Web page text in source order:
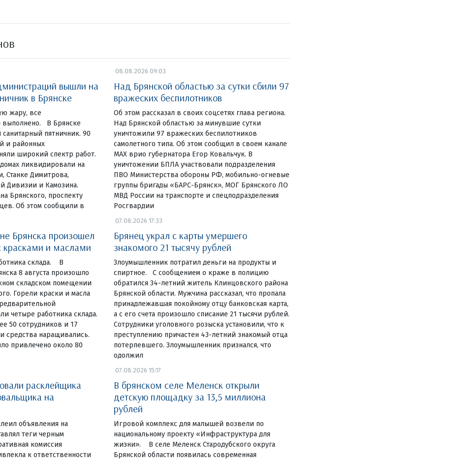
вышли на
в Брянске
жару, все
выполнено. В Брянске
пятничник. 90
и районных
широкий спектр работ.
ликвидировали на
Станке Димитрова,
Дивизии и Камозина.
Брянского, проспекту
Об этом сообщили в
08.08.2026 09:03
Над Брянской областью за сутки сбили 97
вражеских беспилотников
Об этом рассказал в своих соцсетях глава региона.
Над Брянской областью за минувшие сутки
уничтожили 97 вражеских беспилотников
самолетного типа. Об этом сообщил в своем канале
МАХ врио губернатора Егор Ковальчук. В
уничтожении БПЛА участвовали подразделения
ПВО Министерства обороны РФ, мобильно-огневые
группы бригады «БАРС-Брянск», МОГ Брянского ЛО
МВД России на транспорте и спецподразделения
Росгвардии
Брянска произошел
красками и маслами
склада. В
8 августа произошло
складском помещении
Горели краски и масла
четыре работника склада.
50 сотрудников и 17
средства наращивались.
привлечено около 80
07.08.2026 17:33
Брянец украл с карты умершего
знакомого 21 тысячу рублей
Злоумышленник потратил деньги на продукты и
спиртное. С сообщением о краже в полицию
обратился 34-летний житель Клинцовского района
Брянской области. Мужчина рассказал, что пропала
принадлежавшая покойному отцу банковская карта,
а с его счета произошло списание 21 тысячи рублей.
Сотрудники уголовного розыска установили, что к
преступлению причастен 43-летний знакомый отца
потерпевшего. Злоумышленник признался, что
одолжил
расклейщика
на
объявления на
теги черным
комиссия
к ответственности
07.08.2026 15:17
В брянском селе Меленск открыли
детскую площадку за 13,5 миллиона
рублей
Игровой комплекс для малышей возвели по
национальному проекту «Инфраструктура для
жизни». В селе Меленск Стародубского округа
Брянской области появилась современная